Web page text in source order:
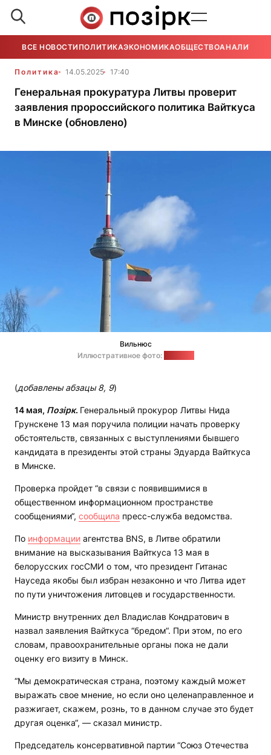
ВСЕ НОВОСТИ ПОЛИТИКАЭКОНОМИКАОБЩЕСТВОАНАЛИТИКА
Политика 14.05.2025 17:40
Генеральная прокуратура Литвы проверит
заявления пророссийского политика Вайткуса
в Минске (обновлено)
Вильнюс
Иллюстративное фото:
(добавлены абзацы 8, 9)
14 мая, Позірк. Генеральный прокурор Литвы Нида
Грунскене 13 мая поручила полиции начать проверку
обстоятельств, связанных с выступлениями бывшего
кандидата в президенты этой страны Эдуарда Вайткуса
в Минске.
Проверка пройдет “в связи с появившимися в
общественном информационном пространстве
сообщениями“, сообщила пресс-служба ведомства.
По информации агентства BNS, в Литве обратили
внимание на высказывания Вайткуса 13 мая в
белорусских госСМИ о том, что президент Гитанас
Науседа якобы был избран незаконно и что Литва идет
по пути уничтожения литовцев и государственности.
Министр внутренних дел Владислав Кондратович в
назвал заявления Вайткуса “бредом“. При этом, по его
словам, правоохранительные органы пока не дали
оценку его визиту в Минск.
“Мы демократическая страна, поэтому каждый может
выражать свое мнение, но если оно целенаправленное и
разжигает, скажем, рознь, то в данном случае это будет
другая оценка“, — сказал министр.
Председатель консервативной партии “Союз Отечества